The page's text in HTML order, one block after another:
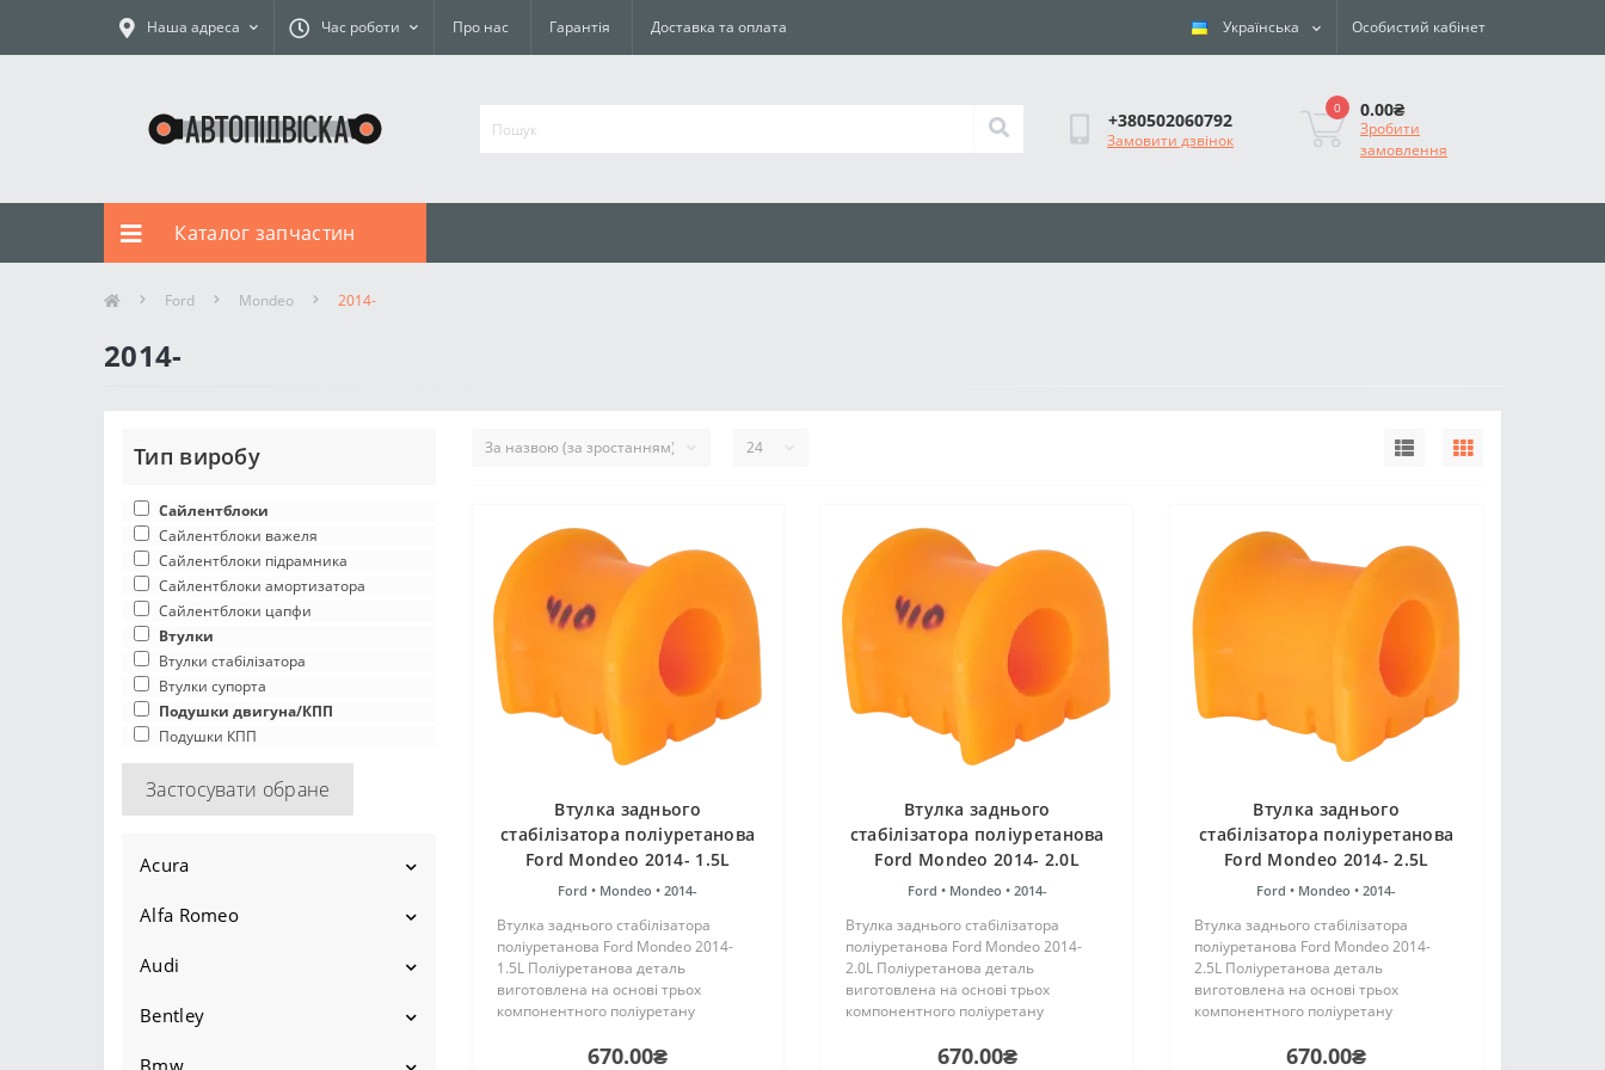
Наша адреса Час роботи Про нас Гарантія Доставка та оплата Українська Особистий кабінет
+380502060792
Замовити дзвінок
0 0.00₴
Зробити
замовлення
Каталог запчастин
Ford Mondeo 2014-
2014-
Тип виробу
Сайлентблоки
Сайлентблоки важеля
Сайлентблоки підрамника
Сайлентблоки амортизатора
Сайлентблоки цапфи
Втулки
Втулки стабілізатора
Втулки супорта
Подушки двигуна/КПП
Подушки КПП
Застосувати обране
Acura
Ilx
2012-2015
2015-2022
Legend
1986-1995
Mdx
2001-2006
Rdx
Alfa Romeo
145
1994-2001
146
1994-2001
147
Audi
100
1968-1976
200
Bentley
Bentayga
Bmw
Втулка заднього
стабілізатора поліуретанова
Ford Mondeo 2014- 1.5L
Ford • Mondeo •2014-
Втулка заднього стабілізатора
поліуретанова Ford Mondeo 2014-
1.5L Поліуретанова деталь
виготовлена на основі трьох
компонентного поліуретану
Франції. Виріб має жорсткість таку ж,
670.00₴
Втулка заднього
стабілізатора поліуретанова
Ford Mondeo 2014- 2.0L
Ford • Mondeo • 2014-
Втулка заднього стабілізатора
поліуретанова Ford Mondeo 2014-
2.0L Поліуретанова деталь
виготовлена на основі трьох
компонентного поліуретану
Франції. Виріб має жорсткість таку ж,
670.00₴
Втулка заднього
стабілізатора поліуретанова
Ford Mondeo 2014- 2.5L
Ford • Mondeo •2014-
Втулка заднього стабілізатора
поліуретанова Ford Mondeo 2014-
2.5L Поліуретанова деталь
виготовлена на основі трьох
компонентного поліуретану
Франції. Виріб має жорсткість таку ж,
670.00₴